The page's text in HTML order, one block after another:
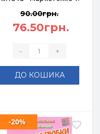
90.00грн.
76.50грн.
- +
ДО КОШИКА
-20%